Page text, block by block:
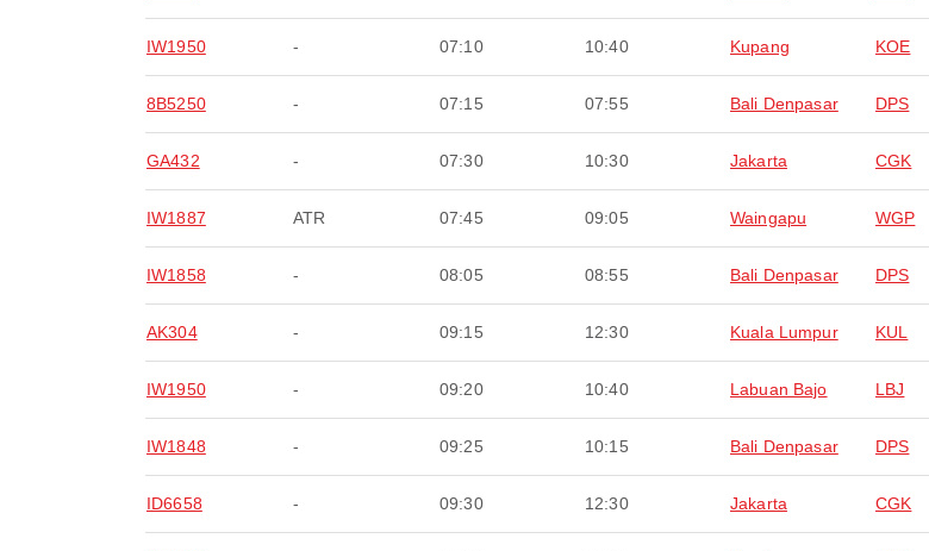
IW1950 - 07:10 10:40 Kupang KOE
8B5250 - 07:15 07:55 Bali Denpasar DPS
GA432 - 07:30 10:30 Jakarta CGK
IW1887 ATR 07:45 09:05 Waingapu WGP
IW1858 - 08:05 08:55 Bali Denpasar DPS
AK304 - 09:15 12:30 Kuala Lumpur KUL
IW1950 - 09:20 10:40 Labuan Bajo LBJ
IW1848 - 09:25 10:15 Bali Denpasar DPS
ID6658 - 09:30 12:30 Jakarta CGK